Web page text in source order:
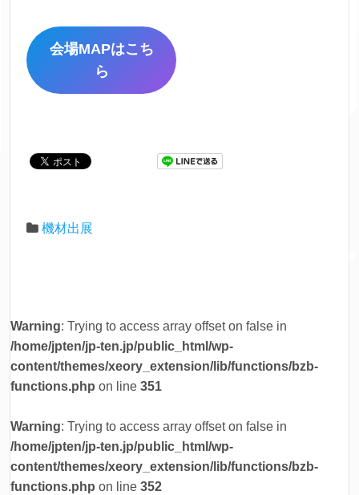
会場MAPはこち
ら
機材出展
Warning: Trying to access array offset on false in
/home/jpten/jp-ten.jp/public_html/wp-
content/themes/xeory_extension/lib/functions/bzb-
functions.php on line 351
Warning: Trying to access array offset on false in
/home/jpten/jp-ten.jp/public_html/wp-
content/themes/xeory_extension/lib/functions/bzb-
functions.php on line 352